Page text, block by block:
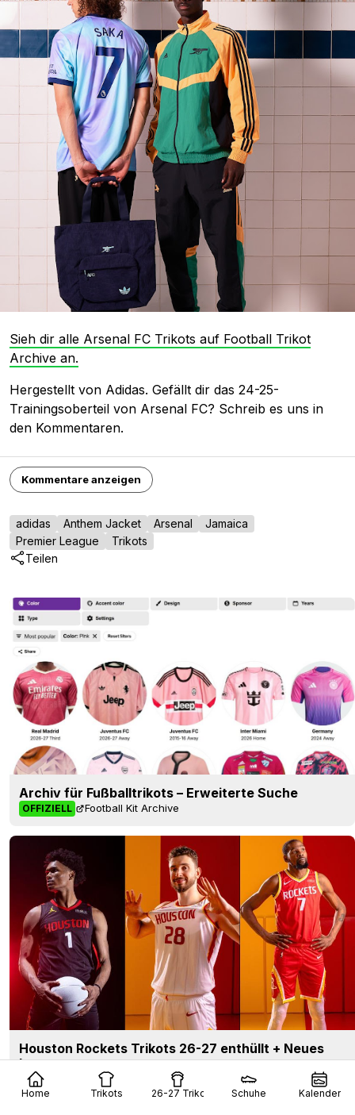
Home Trikots 26-27 Trikots Schuhe Kalender
Sieh dir alle Arsenal FC Trikots auf Football Trikot
Archive an.
Hergestellt von Adidas. Gefällt dir das 24-25-
Trainingsoberteil von Arsenal FC? Schreib es uns in
den Kommentaren.
Kommentare anzeigen
adidas Anthem Jacket Arsenal
Jamaica
Premier League
Trikots
Teilen
Archiv für Fußballtrikots – Erweiterte Suche
OFFIZIELL Football Kit Archive
Houston Rockets Trikots 26-27 enthüllt + Neues
Logo
OFFIZIELL Basketball Jersey Archive